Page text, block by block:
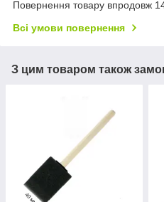
Повернення товару впродовж
Всі умови повернення
З цим товаром також